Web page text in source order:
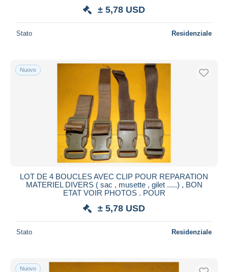
± 5,78 USD
Stato Residenziale
Nuovo
LOT DE 4 BOUCLES AVEC CLIP POUR REPARATION
MATERIEL DIVERS ( sac , musette , gilet .....) , BON
ETAT VOIR PHOTOS . POUR
± 5,78 USD
Stato Residenziale
Nuovo